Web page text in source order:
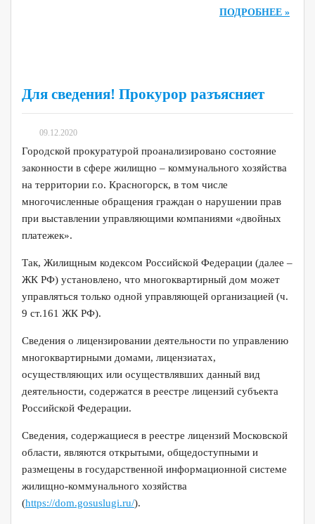
ПОДРОБНЕЕ »
Для сведения! Прокурор разъясняет
09.12.2020
Городской прокуратурой проанализировано состояние
законности в сфере жилищно – коммунального хозяйства
на территории г.о. Красногорск, в том числе
многочисленные обращения граждан о нарушении прав
при выставлении управляющими компаниями «двойных
платежек».
Так, Жилищным кодексом Российской Федерации (далее –
ЖК РФ) установлено, что многоквартирный дом может
управляться только одной управляющей организацией (ч.
9 ст.161 ЖК РФ).
Сведения о лицензировании деятельности по управлению
многоквартирными домами, лицензиатах,
осуществляющих или осуществлявших данный вид
деятельности, содержатся в реестре лицензий субъекта
Российской Федерации.
Сведения, содержащиеся в реестре лицензий Московской
области, являются открытыми, общедоступными и
размещены в государственной информационной системе
жилищно-коммунального хозяйства
(https://dom.gosuslugi.ru/).